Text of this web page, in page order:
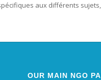
aux différents
OUR MAIN NGO